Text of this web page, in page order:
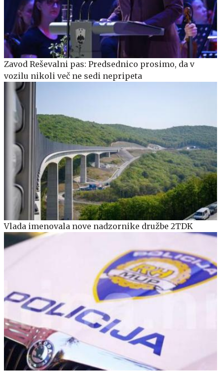
Zavod Reševalni pas: Predsednico prosimo, da v
vozilu nikoli več ne sedi nepripeta
Vlada imenovala nove nadzornike družbe 2TDK